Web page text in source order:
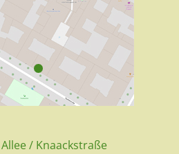
/ Knaackstraße